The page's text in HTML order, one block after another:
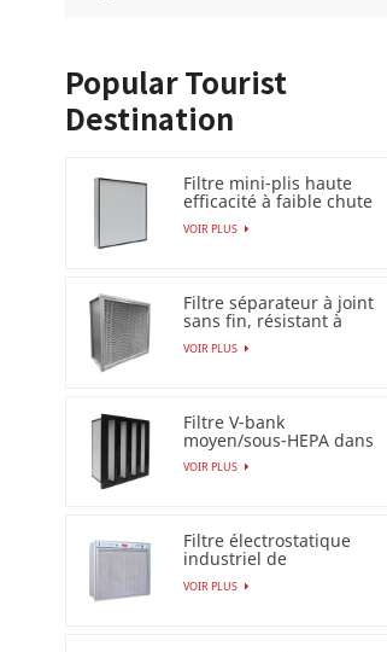
Popular Tourist
Destination
Filtre mini-plis haute
efficacité à faible chute
de pression (HEPA
/ULPA)
VOIR PLUS
Filtre séparateur à joint
sans fin, résistant à
l'humidité à 100 %
VOIR PLUS
Filtre V-bank
moyen/sous-HEPA dans
un cadre en plastique
VOIR PLUS
Filtre électrostatique
industriel de
précipitateur pour le
filtre à air Esp
VOIR PLUS